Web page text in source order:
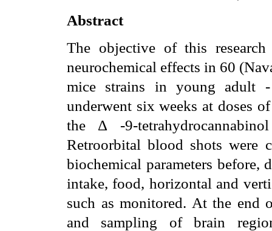
Abstract
The objective of this
neurochemical effects in 60 (
mice strains in young adult
underwent six weeks at doses
the Δ -9-
Retroorbital blood shots were
biochemical parameters before,
intake, food, horizontal and
such as monitored. At the end
and sampling of brain